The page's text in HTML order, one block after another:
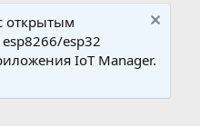
открытым
esp32
IoT Manager.